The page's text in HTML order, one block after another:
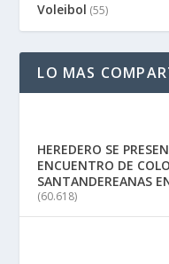
Voleibol (55)
LO MAS
HEREDERO SE
ENCUENTRO DE
SANTANDEREANAS
(60.618)